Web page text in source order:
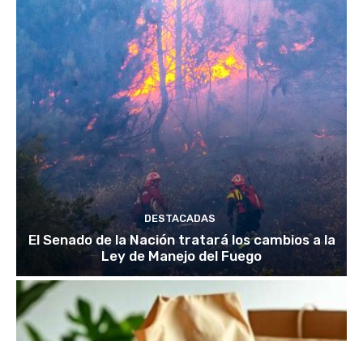
DESTACADAS
El Senado de la Nación tratará los cambios a la
Ley de Manejo del Fuego